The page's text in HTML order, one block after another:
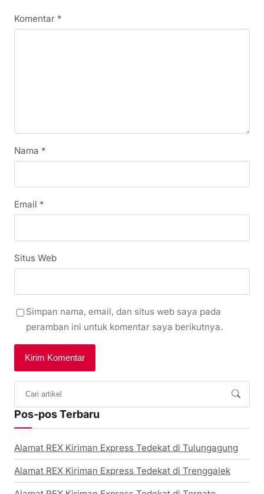
Komentar *
Nama *
Email *
Situs Web
Simpan nama, email, dan situs web saya pada
peramban ini untuk komentar saya berikutnya.
Pos-pos Terbaru
Alamat REX Kiriman Express Tedekat di Tulungagung
Alamat REX Kiriman Express Tedekat di Trenggalek